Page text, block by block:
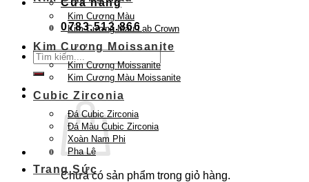
Cửa hàng
0783.513.866
Tìm
kiếm:
Chưa có sản phẩm trong giỏ hàng.
Kim Cương Màu
Kim Cương Màu Lab Crown
Kim Cương Moissanite
Kim Cương Moissanite
Kim Cương Màu Moissanite
Cubic Zirconia
Đá Cubic Zirconia
Đá Màu Cubic Zirconia
Xoàn Nam Phi
Pha Lê
Trang Sức